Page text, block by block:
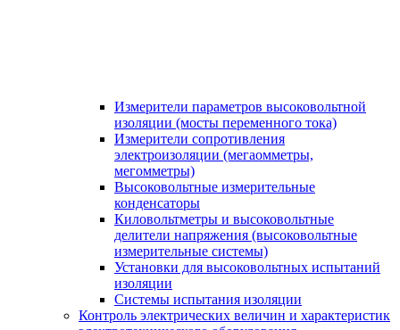
Измерители параметров высоковольтной
изоляции (мосты переменного тока)
Измерители сопротивления
электроизоляции (мегаомметры,
мегомметры)
Высоковольтные измерительные
конденсаторы
Киловольтметры и высоковольтные
делители напряжения (высоковольтные
измерительные системы)
Установки для высоковольтных испытаний
изоляции
Системы испытания изоляции
Контроль электрических величин и характеристик